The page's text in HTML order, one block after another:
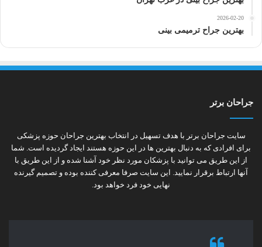
2026-02-20
بهترین جراح ترمیمی بینی
جراحان برتر
سایت جراحان برتر با هدف تسهیل در انتخاب بهترین جراحان حوزه پزشکی
برای افرادی که به دنبال بهترین ها در این حوزه هستند ایجاد گردیده است. شما
از این طریق می توانید با پزشکان مورد نظر خود آشنا شده و از این طریق با
آنها ارتباط برقرار نمایید. این سایت صرفا معرفی کننده بوده و تصمیم گیرنده
نهایی خود فرد خواهد بود.